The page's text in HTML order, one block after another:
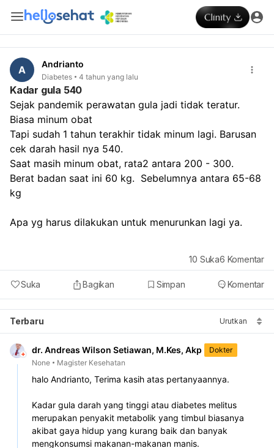
A Andrianto
Diabetes 4 tahun yang lalu
Kadar gula 540
Sejak pandemik perawatan gula jadi tidak teratur.
Biasa minum obat
Tapi sudah 1 tahun terakhir tidak minum lagi. Barusan
cek darah hasil nya 540.
Saat masih minum obat, rata2 antara 200 - 300.
Berat badan saat ini 60 kg.  Sebelumnya antara 65-68
kg
Apa yg harus dilakukan untuk menurunkan lagi ya.
Suka Bagikan Simpan Komentar
10 Suka6 Komentar
Terbaru Urutkan
dr. Andreas Wilson Setiawan, M.Kes, Akp
Dokter
None
Magister Kesehatan
halo Andrianto, Terima kasih atas pertanyaannya.
Kadar gula darah yang tinggi atau diabetes melitus
merupakan penyakit metabolik yang timbul biasanya
akibat gaya hidup yang kurang baik dan banyak
mengkonsumsi makanan-makanan manis.